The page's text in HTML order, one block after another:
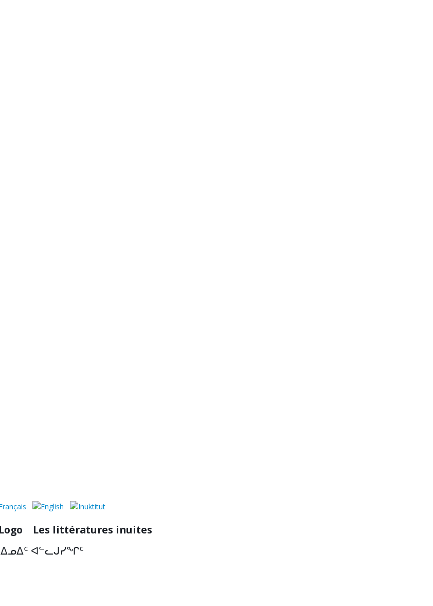
Les littératures inuites
ᐃᓄᐃᑦ ᐊᓪᓚᒍᓯᖏᑦ